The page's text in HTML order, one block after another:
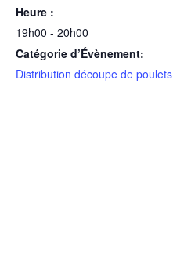
Heure :
19h00 - 20h00
Catégorie d’Évènement:
Distribution découpe de poulets